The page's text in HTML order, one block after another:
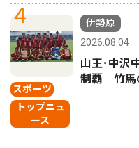
4
スポーツ
トップニュ
ース
伊勢原
2026.08.04
山王･中沢
制覇 竹馬